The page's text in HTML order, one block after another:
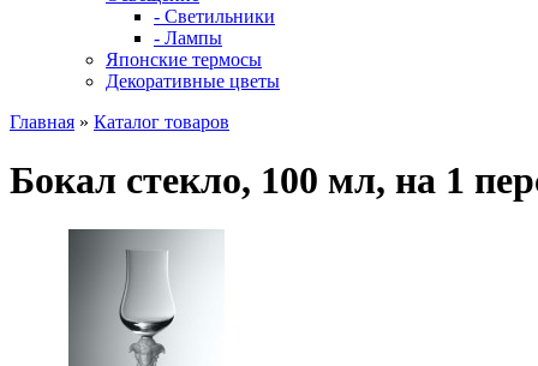
- Светильники
- Лампы
Японские термосы
Декоративные цветы
Главная » Каталог товаров
Бокал стекло, 100 мл, на 1